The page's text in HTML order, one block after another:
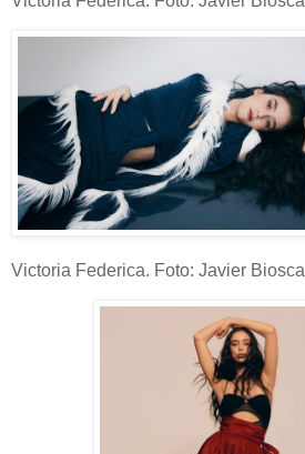
Victoria Federica. Foto: Javier